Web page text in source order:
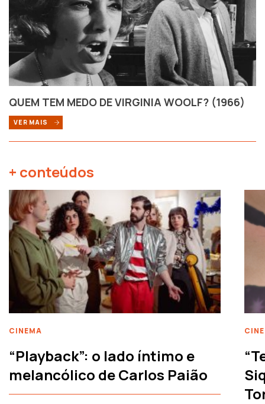
QUEM TEM MEDO DE VIRGINIA WOOLF? (1966)
VER MAIS
+ conteúdos
CINEMA
“Playback”: o lado íntimo e
melancólico de Carlos Paião